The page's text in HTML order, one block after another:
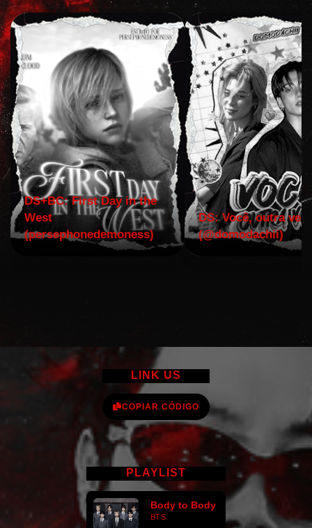
DS+BC: First Day in the
West
(persephonedemoness)
DS: Você, outra vez!
(@domodachii)
LINK US
COPIAR CÓDIGO
PLAYLIST
Body to Body
BTS